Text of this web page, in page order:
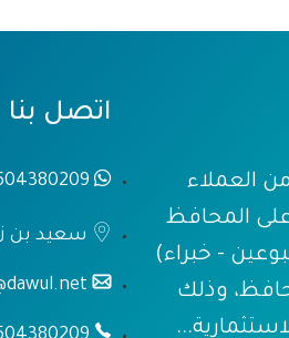
العملاء
على المحافظ
- خبراء)
وذلك
اتصل بنا
سعيد بن